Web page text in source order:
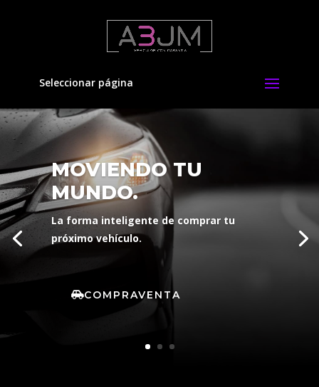
Seleccionar página
MOVIENDO TU
MUNDO.
La forma inteligente de comprar tu
próximo vehículo.
COMPRAVENTA